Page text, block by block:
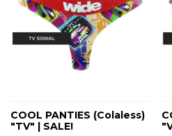
COOL PANTIES (Colaless)
"TV" | SALE!